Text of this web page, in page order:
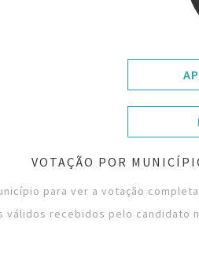
VOTAÇÃO POR
para ver a votação
válidos recebidos pelo candidato